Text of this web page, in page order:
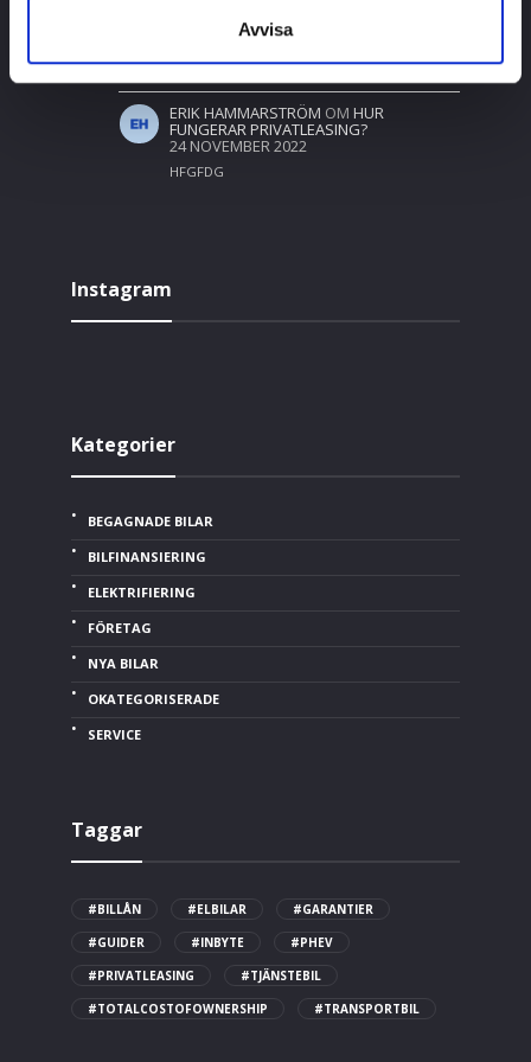
Avvisa
YOUR BLOG POSTS, COOL, YOUR BLOG IS
ERIK HAMMARSTRÖM OMHUR
FUNGERAR PRIVATLEASING?
24 NOVEMBER 2022
HFGFDG
Instagram
Kategorier
BEGAGNADE BILAR
BILFINANSIERING
ELEKTRIFIERING
FÖRETAG
NYA BILAR
OKATEGORISERADE
SERVICE
Taggar
#BILLÅN #ELBILAR
#GARANTIER
#GUIDER
#INBYTE
#PHEV
#PRIVATLEASING
#TJÄNSTEBIL
#TOTALCOSTOFOWNERSHIP
#TRANSPORTBIL